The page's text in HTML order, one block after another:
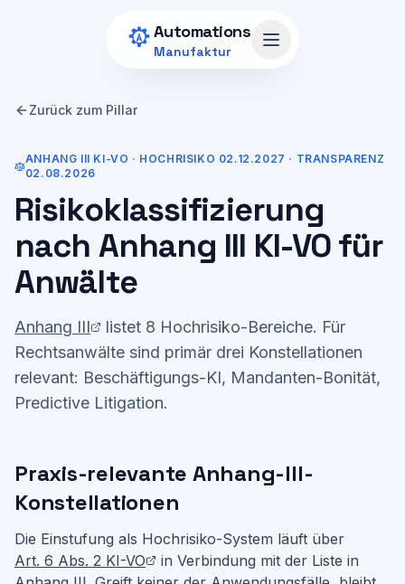
Automations
Manufaktur Menü öffnen
Zurück zum Pillar
ANHANG III KI-VO · HOCHRISIKO 02.12.2027 · TRANSPARENZ
02.08.2026
Risikoklassifizierung
nach Anhang III KI-VO für
Anwälte
Anhang III
listet 8 Hochrisiko-Bereiche. Für
Rechtsanwälte sind primär drei Konstellationen
relevant: Beschäftigungs-KI, Mandanten-Bonität,
Predictive Litigation.
Praxis-relevante Anhang-III-
Konstellationen
Die Einstufung als Hochrisiko-System läuft über
Art. 6 Abs. 2 KI-VO
in Verbindung mit der Liste in